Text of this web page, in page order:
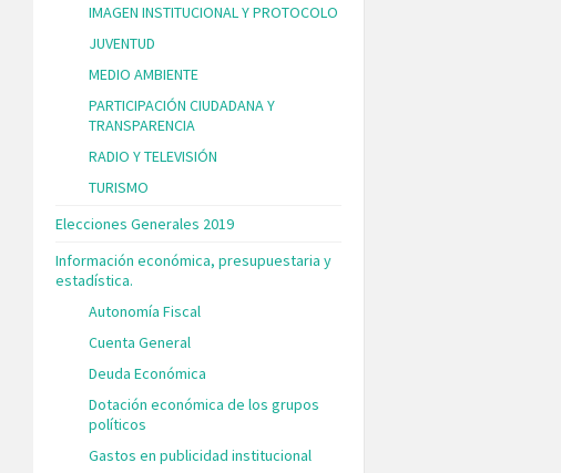
IMAGEN INSTITUCIONAL Y PROTOCOLO
JUVENTUD
MEDIO AMBIENTE
PARTICIPACIÓN CIUDADANA Y
TRANSPARENCIA
RADIO Y TELEVISIÓN
TURISMO
Elecciones Generales 2019
Información económica, presupuestaria y
estadística.
Autonomía Fiscal
Cuenta General
Deuda Económica
Dotación económica de los grupos
políticos
Gastos en publicidad institucional